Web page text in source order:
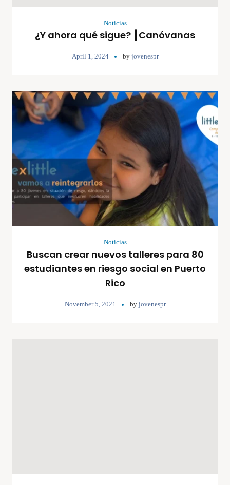
Noticias
¿Y ahora qué sigue? ┃Canóvanas
April 1, 2024 by jovenespr
Noticias
Buscan crear nuevos talleres para 80
estudiantes en riesgo social en Puerto
Rico
November 5, 2021 by jovenespr